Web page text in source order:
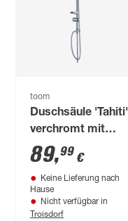
toom
Duschsäule 'Tahiti'
verchromt mit
Seifenschale
89,99 €
Keine Lieferung nach
Hause
Nicht verfügbar in
Troisdorf